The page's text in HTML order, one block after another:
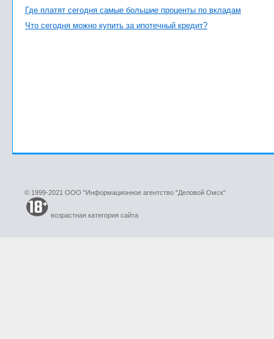
Где платят сегодня самые большие проценты по вкладам
Что сегодня можно купить за ипотечный кредит?
© 1999-2021 ООО "Информационное агентство "Деловой Омск"
возрастная категория сайта